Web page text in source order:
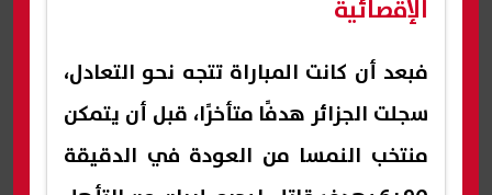
الإقصائية
فبعد أن كانت المباراة تتجه نحو التعادل،
سجلت الجزائر هدفًا متأخرًا، قبل أن يتمكن
منتخب النمسا من العودة في الدقيقة